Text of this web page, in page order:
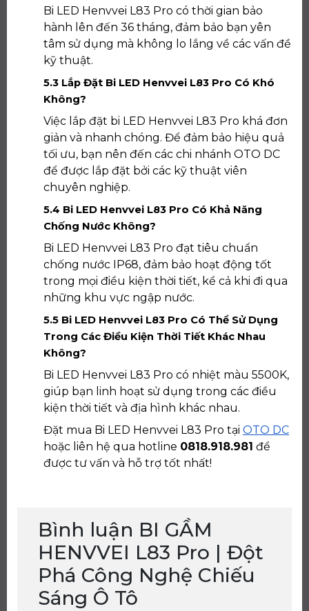
Bi LED Henvvei L83 Pro có thời gian bảo
hành lên đến 36 tháng, đảm bảo bạn yên
tâm sử dụng mà không lo lắng về các vấn đề
kỹ thuật.
5.3 Lắp Đặt Bi LED Henvvei L83 Pro Có Khó
Không?
Việc lắp đặt bi LED Henvvei L83 Pro khá đơn
giản và nhanh chóng. Để đảm bảo hiệu quả
tối ưu, bạn nên đến các chi nhánh OTO DC
để được lắp đặt bởi các kỹ thuật viên
chuyên nghiệp.
5.4 Bi LED Henvvei L83 Pro Có Khả Năng
Chống Nước Không?
Bi LED Henvvei L83 Pro đạt tiêu chuẩn
chống nước IP68, đảm bảo hoạt động tốt
trong mọi điều kiện thời tiết, kể cả khi đi qua
những khu vực ngập nước.
5.5 Bi LED Henvvei L83 Pro Có Thể Sử Dụng
Trong Các Điều Kiện Thời Tiết Khác Nhau
Không?
Bi LED Henvvei L83 Pro có nhiệt màu 5500K,
giúp bạn linh hoạt sử dụng trong các điều
kiện thời tiết và địa hình khác nhau.
Đặt mua Bi LED Henvvei L83 Pro tại OTO DC
hoặc liên hệ qua hotline 0818.918.981 để
được tư vấn và hỗ trợ tốt nhất!
Bình luận BI GẦM
HENVVEI L83 Pro | Đột
Phá Công Nghệ Chiếu
Sáng Ô Tô